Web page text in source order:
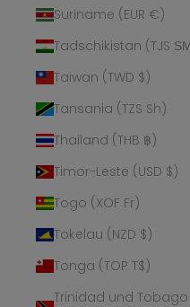
Suriname (EUR €)
Tadschikistan (TJS
Taiwan (TWD $)
Tansania (TZS Sh)
Thailand (THB ฿)
Timor-Leste (USD $)
Togo (XOF Fr)
Tokelau (NZD $)
Tonga (TOP T$)
Trinidad und Tobago